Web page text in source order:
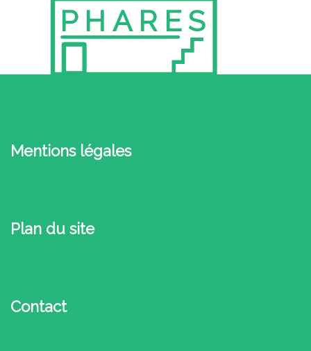
PHARES
Mentions légales
Plan du site
Contact